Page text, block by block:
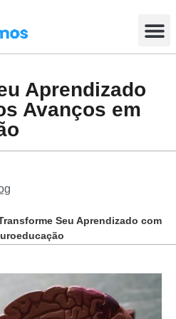
Aprendizado
Avanços em
Seu Aprendizado com